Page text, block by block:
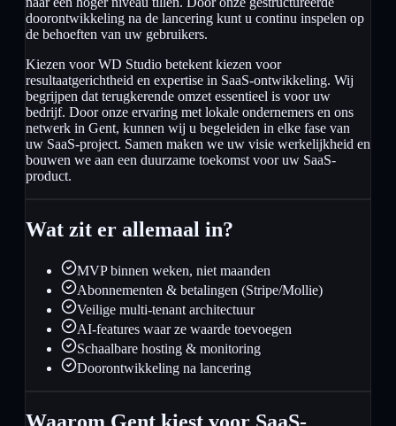
doorontwikkeling na de lancering kunt u continu inspelen op
de behoeften van uw gebruikers.
Kiezen voor WD Studio betekent kiezen voor
resultaatgerichtheid en expertise in SaaS-ontwikkeling. Wij
begrijpen dat terugkerende omzet essentieel is voor uw
bedrijf. Door onze ervaring met lokale ondernemers en ons
netwerk in Gent, kunnen wij u begeleiden in elke fase van
uw SaaS-project. Samen maken we uw visie werkelijkheid en
bouwen we aan een duurzame toekomst voor uw SaaS-
product.
Wat zit er allemaal in?
MVP binnen weken, niet maanden
Abonnementen & betalingen (Stripe/Mollie)
Veilige multi-tenant architectuur
AI-features waar ze waarde toevoegen
Schaalbare hosting & monitoring
Doorontwikkeling na lancering